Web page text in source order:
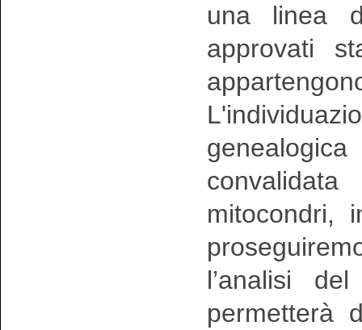
una linea
approvati
mitocondri,
l’analisi
permetterà